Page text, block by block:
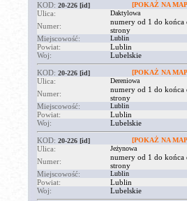
KOD: 20-226 [id] [POKAŻ NA
Ulica: Daktylowa
Numer:
numery od 1 do końca
strony
Miejscowość:
Lublin
Powiat:
Lublin
Woj:
Lubelskie
KOD: 20-226 [id] [POKAŻ NA
Ulica: Dereniowa
Numer:
numery od 1 do końca
strony
Miejscowość:
Lublin
Powiat:
Lublin
Woj:
Lubelskie
KOD: 20-226 [id] [POKAŻ NA
Ulica: Jeżynowa
Numer:
numery od 1 do końca
strony
Miejscowość:
Lublin
Powiat:
Lublin
Woj:
Lubelskie